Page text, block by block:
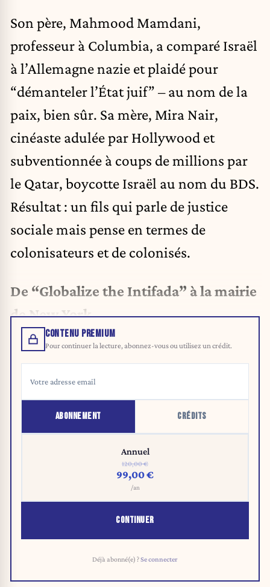
Son père, Mahmood Mamdani,
professeur à Columbia, a comparé Israël
à l’Allemagne nazie et plaidé pour
“démanteler l’État juif” – au nom de la
paix, bien sûr. Sa mère, Mira Nair,
cinéaste adulée par Hollywood et
subventionnée à coups de millions par
le Qatar, boycotte Israël au nom du BDS.
Résultat : un fils qui parle de justice
sociale mais pense en termes de
colonisateurs et de colonisés.
De “Globalize the Intifada” à la mairie
de New York
CONTENU PREMIUM
Pour continuer la lecture, abonnez-vous ou utilisez un crédit.
ABONNEMENT CRÉDITS
Annuel
120,00 €
99,00 €
/an
CONTINUER
Déjà abonné(e) ?Se connecter